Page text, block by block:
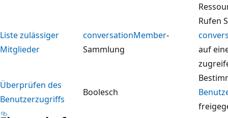
Liste zulässiger
Mitglieder
conversationMember-
Sammlung
Rufen
auf
Überprüfen des
Benutzerzugriffs
Boolesch